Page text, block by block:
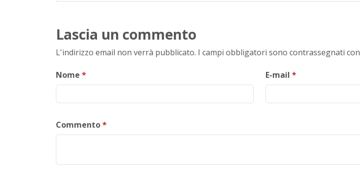
Lascia un commento
L'indirizzo email non verrà pubblicato. I campi obbligatori sono contrassegnati con
Nome * E-mail *
Commento*